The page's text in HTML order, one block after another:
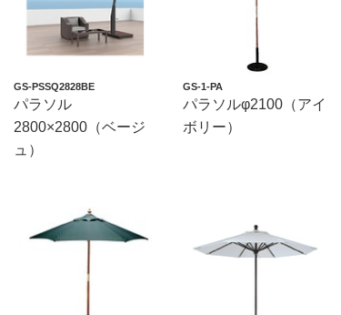
GS-PSSQ2828BE
パラソル
2800×2800（ベージ
ュ）
GS-1-PA
パラソルφ2100（アイ
ボリー）